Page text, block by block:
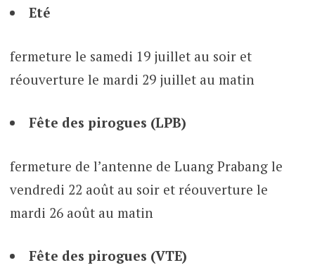
Eté
fermeture le samedi 19 juillet au soir et
réouverture le mardi 29 juillet au matin
Fête des pirogues (LPB)
fermeture de l’antenne de Luang Prabang le
vendredi 22 août au soir et réouverture le
mardi 26 août au matin
Fête des pirogues (VTE)